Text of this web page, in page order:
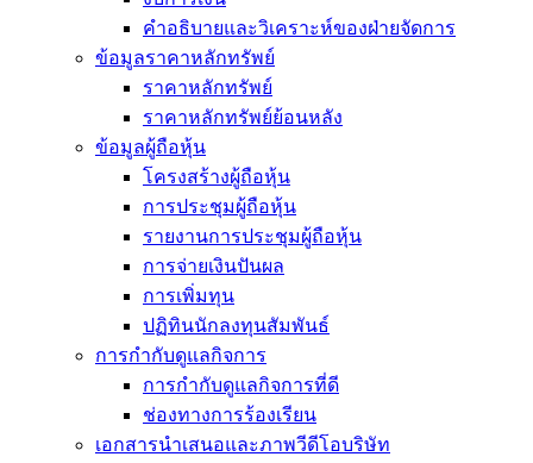
คำอธิบายและวิเคราะห์ของฝ่ายจัดการ
ข้อมูลราคาหลักทรัพย์
ราคาหลักทรัพย์
ราคาหลักทรัพย์ย้อนหลัง
ข้อมูลผู้ถือหุ้น
โครงสร้างผู้ถือหุ้น
การประชุมผู้ถือหุ้น
รายงานการประชุมผู้ถือหุ้น
การจ่ายเงินปันผล
การเพิ่มทุน
ปฏิทินนักลงทุนสัมพันธ์
การกำกับดูแลกิจการ
การกำกับดูแลกิจการที่ดี
ช่องทางการร้องเรียน
เอกสารนำเสนอและภาพวีดีโอบริษัท